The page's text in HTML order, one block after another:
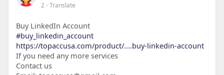
2- Translate
Buy LinkedIn Account
#buy_linkedin_account
https://topaccusa.com/product/....buy-linkedin-account
If you need any more services
Contact us